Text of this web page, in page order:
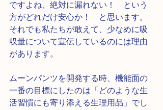
ですよね、絶対に漏れない！　という
方がどれだけ安心か！　と思います。
それでも私たちが敢えて、少なめに吸
収量について宣伝しているのには理由
があります。
ムーンパンツを開発する時、機能面の
一番の目標にしたのは「どのような生
活習慣にも寄り添える生理用品」でし